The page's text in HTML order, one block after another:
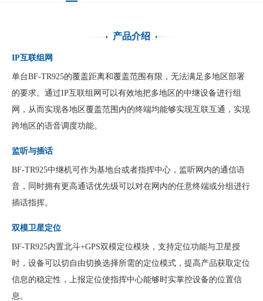
产品介绍
IP互联组网
单台BF-TR925的覆盖距离和覆盖范围有限，无法满足多地区部署
的要求。通过IP互联组网可以有效地把多地区的中继设备进行组
网，从而实现各地区覆盖范围内的终端均能够实现互联互通，实现
跨地区的语音调度功能。
监听与插话
BF-TR925中继机可作为基地台或者指挥中心，监听网内的通信语
音，同时拥有更高通话优先级可以对在网内的任意终端或分组进行
插话指挥。
双模卫星定位
BF-TR925内置北斗+GPS双模定位模块，支持定位功能与卫星授
时，设备可以切自由切换选择所需的定位模式，提高产品获取定位
信息的稳定性，上报定位使指挥中心能够时实掌控设备的位置信
息。